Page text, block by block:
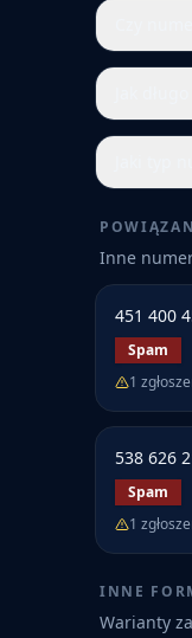
Inne
451 400
Spam
1
538 626
Spam
1
INNE
Warianty